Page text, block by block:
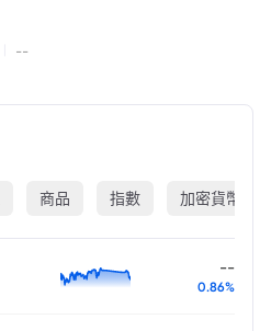
--
商品 指數 加密貨幣
--
0.86%